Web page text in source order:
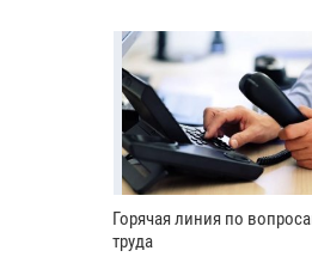
Горячая линия по
труда